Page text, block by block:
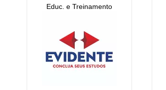
Educ. e Treinamento